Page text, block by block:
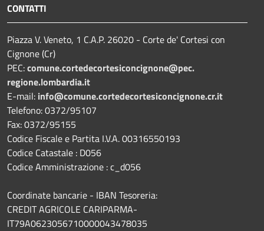
CONTATTI
Piazza V. Veneto, 1 C.A.P. 26020 - Corte de' Cortesi con
Cignone (Cr)
PEC:comune.cortedecortesiconcignone@pec.
regione.lombardia.it
E-mail: info@comune.cortedecortesiconcignone.cr.it
Telefono: 0372/95107
Fax: 0372/95155
Codice Fiscale e Partita I.V.A. 00316550193
Codice Catastale : D056
Codice Amministrazione : c_d056
Coordinate bancarie - IBAN Tesoreria:
CREDIT AGRICOLE CARIPARMA-
IT79A0623056710000043478035